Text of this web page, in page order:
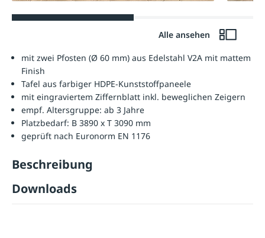
Alle ansehen
mit zwei Pfosten (Ø 60 mm) aus Edelstahl V2A mit mattem
Finish
Tafel aus farbiger HDPE-Kunststoffpaneele
mit eingraviertem Ziffernblatt inkl. beweglichen Zeigern
empf. Altersgruppe: ab 3 Jahre
Platzbedarf: B 3890 x T 3090 mm
geprüft nach Euronorm EN 1176
Beschreibung
Downloads